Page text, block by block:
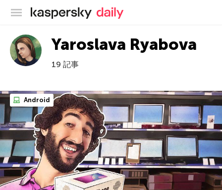
カスペルスキー公式ブログ
Yaroslava Ryabova
19 記事
Android